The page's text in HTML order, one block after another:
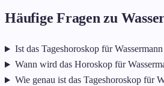
Häufige Fragen zu
Ist das Tageshoroskop für
Wann wird das Horoskop für
Wie genau ist das Tageshoroskop für